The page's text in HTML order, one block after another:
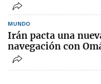
MUNDO
Irán pacta una
navegación con